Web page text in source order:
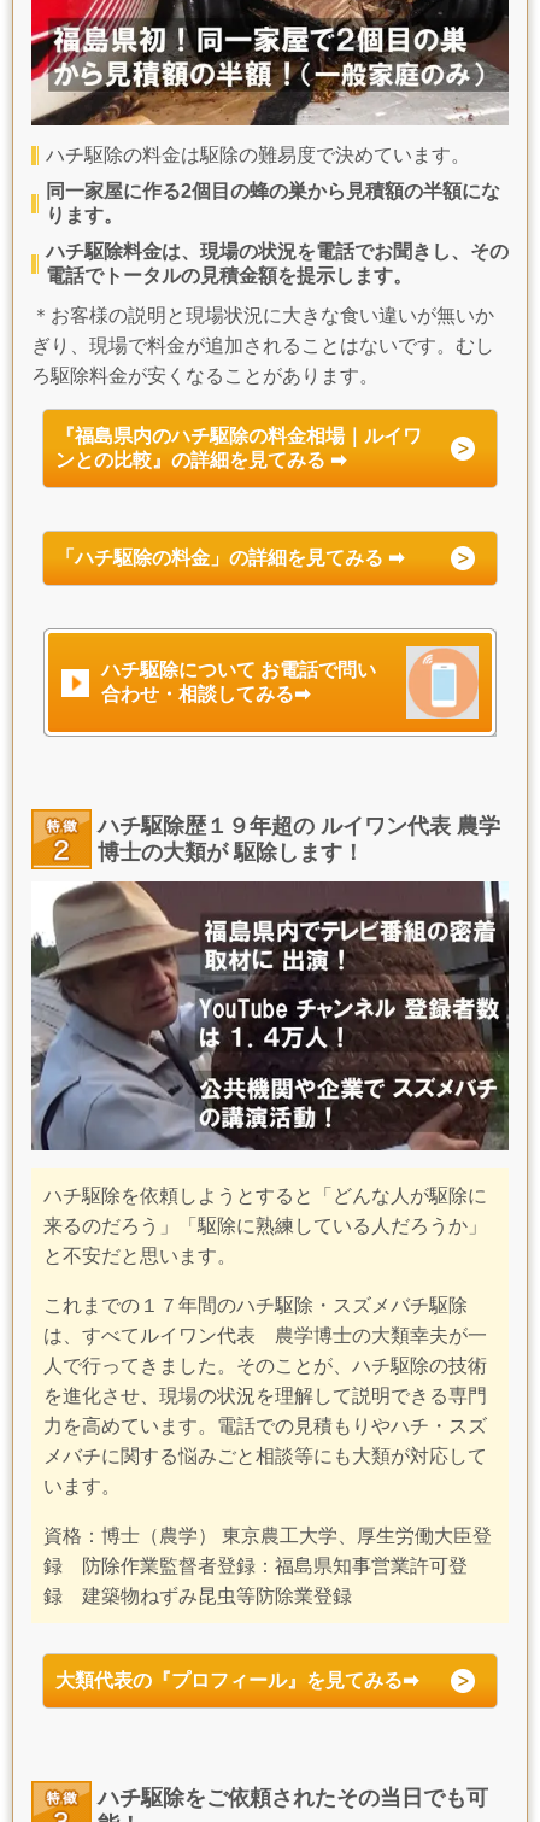
ハチ駆除の料金は駆除の難易度で決めています。
同一家屋に作る2個目の蜂の巣から見積額の半額にな
ります。
ハチ駆除料金は、現場の状況を電話でお聞きし、その
電話でトータルの見積金額を提示します。
＊お客様の説明と現場状況に大きな食い違いが無いか
ぎり、現場で料金が追加されることはないです。むし
ろ駆除料金が安くなることがあります。
『福島県内のハチ駆除の料金相場｜ルイワ
ンとの比較』の詳細を見てみる ➡
「ハチ駆除の料金」の詳細を見てみる ➡
ハチ駆除について お電話で問い
合わせ・相談してみる➡
ハチ駆除歴１９年超の ルイワン代表 農学
博士の大類が 駆除します！
ハチ駆除を依頼しようとすると「どんな人が駆除に
来るのだろう」「駆除に熟練している人だろうか」
と不安だと思います。
これまでの１７年間のハチ駆除・スズメバチ駆除
は、すべてルイワン代表 農学博士の大類幸夫が一
人で行ってきました。そのことが、ハチ駆除の技術
を進化させ、現場の状況を理解して説明できる専門
力を高めています。 電話での見積もりやハチ・スズ
メバチに関する悩みごと相談等にも大類が対応して
います。
資格：博士（農学） 東京農工大学、厚生労働大臣登
録
防除作業監督者登録：福島県知事営業許可登
録 建築物ねずみ昆虫等防除業登録
大類代表の『プロフィール』を見てみる➡
ハチ駆除をご依頼されたその当日でも可